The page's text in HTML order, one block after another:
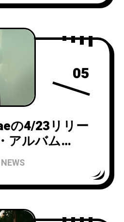
05
の4/23リリー
アルバム
からセカン
「Houkou」が
も公開
NEWS